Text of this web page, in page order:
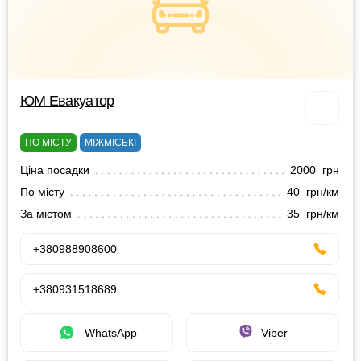
ЮМ Евакуатор
ПО МІСТУ МІЖМІСЬКІ
Ціна посадки
2000 грн
По місту
40 грн/км
За містом
35 грн/км
+380988908600
+380931518689
WhatsApp Viber